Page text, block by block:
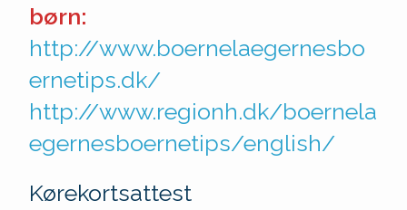
børn:
http://www.boernelaegernesbo
ernetips.dk/
http://www.regionh.dk/boernela
egernesboernetips/english/
Kørekortsattest